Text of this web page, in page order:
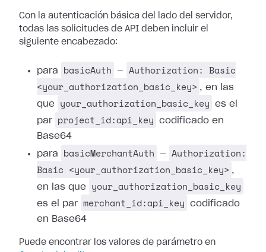
Con la autenticación básica del lado del servidor,
todas las solicitudes de API deben incluir el
siguiente encabezado:
para basicAuth —
Authorization: Basic
<your_authorization_basic_key> , en las
que
your_authorization_basic_key
es el
par project_id:api_key
codificado en
Base64
para
basicMerchantAuth —
Authorization:
Basic <your_authorization_basic_key> ,
en las que
your_authorization_basic_key
es el par merchant_id:api_key
codificado
en Base64
Puede encontrar los valores de parámetro en